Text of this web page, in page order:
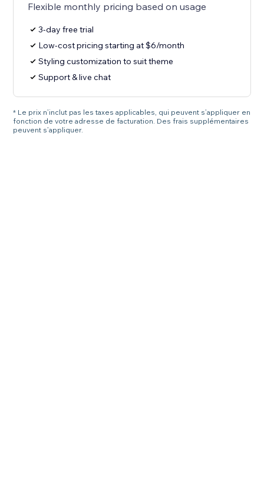
Flexible monthly pricing based on usage
3-day free trial
Low-cost pricing starting at $6/month
Styling customization to suit theme
Support & live chat
* Le prix n’inclut pas les taxes applicables, qui peuvent s’appliquer en
fonction de votre adresse de facturation. Des frais supplémentaires
peuvent s’appliquer.